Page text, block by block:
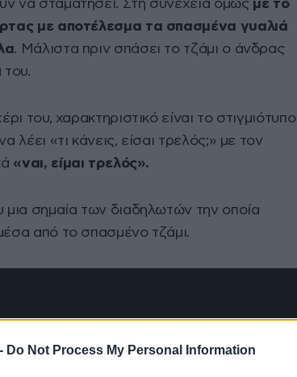
Do Not Process My Personal Information
να σταματήσει. Στη συνέχεια όμως με το
με αποτέλεσμα τα σπασμένα γυαλιά
. Μάλιστα πριν σπάσει το τζάμι ο άνδρας
του.
του, χαρακτηριστικό είναι το στιγμιότυπο
λέει «τι κάνεις, είσαι τρελός;» με τον
«ναι, είμαι τρελός».
μια σημαία των διαδηλωτών την οποία
από το σπασμένο τζάμι.